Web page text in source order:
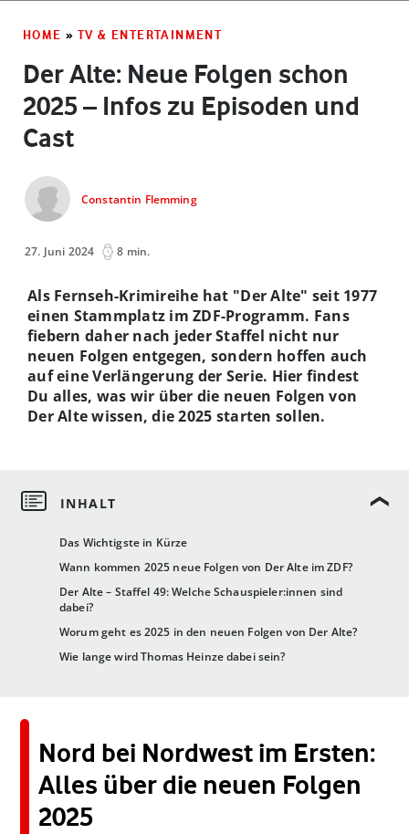
HOME » TV & ENTERTAINMENT
Der Alte: Neue Folgen schon
2025 – Infos zu Episoden und
Cast
Constantin Flemming
27. Juni 2024 8 min.
Das Wichtigste in Kürze
Wann kommen 2025 neue Folgen von Der Alte im ZDF?
Der Alte – Staffel 49: Welche Schauspieler:innen sind
dabei?
Worum geht es 2025 in den neuen Folgen von Der Alte?
Wie lange wird Thomas Heinze dabei sein?
Als Fernseh-Krimireihe hat "Der Alte" seit 1977
einen Stammplatz im ZDF-Programm. Fans
fiebern daher nach jeder Staffel nicht nur
neuen Folgen entgegen, sondern hoffen auch
auf eine Verlängerung der Serie. Hier findest
Du alles, was wir über die neuen Folgen von
Der Alte wissen, die 2025 starten sollen.
Nord bei Nordwest im Ersten:
Alles über die neuen Folgen
2025